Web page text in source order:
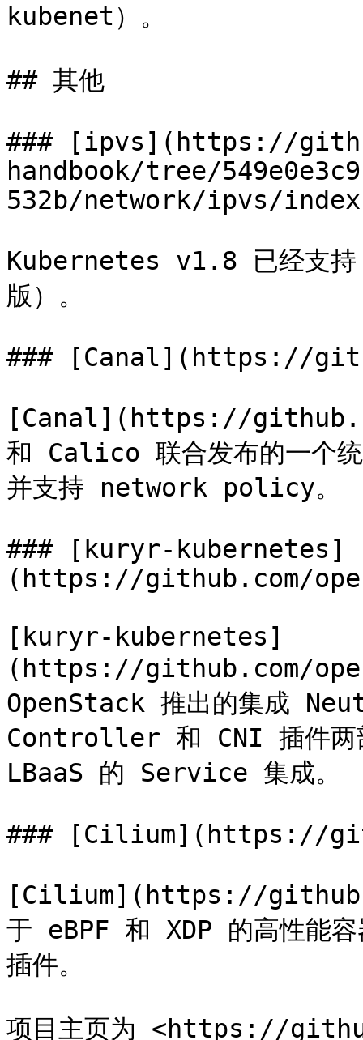
kubenet）。
## 其他
### [ipvs](https://
handbook/tree/
532b/network/ipvs/
Kubernetes v1.8 已经支
版）。
### [Canal](https://
[Canal](https://
和 Calico 联合发布的一个
并支持 network policy。
### [kuryr-kubernetes]
(https://github.com/
[kuryr-kubernetes]
(https://github.com/
OpenStack 推出的集成
Controller 和 CNI 插件两
LBaaS 的 Service 集成。
### [Cilium](https://
[Cilium](https://
于 eBPF 和 XDP 的高性能
插件。
项目主页为 <https://